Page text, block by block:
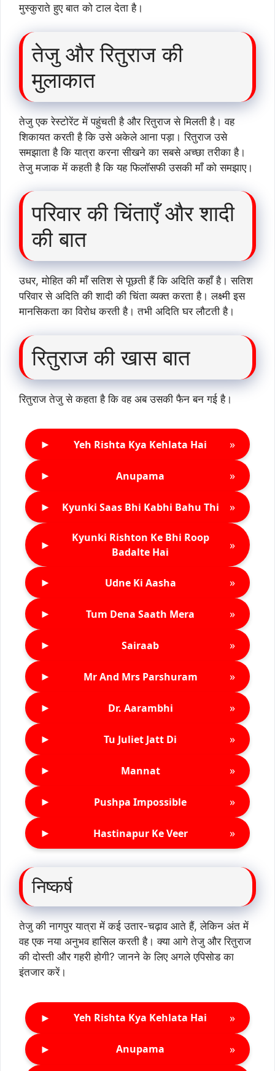
मुस्कुराते हुए बात को टाल देता है।
तेजु और रितुराज की
मुलाकात
तेजु एक रेस्टोरेंट में पहुंचती है और रितुराज से मिलती है। वह
शिकायत करती है कि उसे अकेले आना पड़ा। रितुराज उसे
समझाता है कि यात्रा करना सीखने का सबसे अच्छा तरीका है।
तेजु मजाक में कहती है कि यह फिलॉसफी उसकी माँ को समझाए।
परिवार की चिंताएँ और शादी
की बात
उधर, मोहित की माँ सतिश से पूछती हैं कि अदिति कहाँ है। सतिश
परिवार से अदिति की शादी की चिंता व्यक्त करता है। लक्ष्मी इस
मानसिकता का विरोध करती है। तभी अदिति घर लौटती है।
रितुराज की खास बात
रितुराज तेजु से कहता है कि वह अब उसकी फैन बन गई है।
► Yeh Rishta Kya Kehlata Hai »
► Anupama »
► Kyunki Saas Bhi Kabhi Bahu Thi »
►
Kyunki Rishton Ke Bhi Roop
Badalte Hai
»
► Udne Ki Aasha »
► Tum Dena Saath Mera »
► Sairaab »
► Mr And Mrs Parshuram »
► Dr. Aarambhi »
► Tu Juliet Jatt Di »
► Mannat »
► Pushpa Impossible »
► Hastinapur Ke Veer »
निष्कर्ष
तेजु की नागपुर यात्रा में कई उतार-चढ़ाव आते हैं, लेकिन अंत में
वह एक नया अनुभव हासिल करती है। क्या आगे तेजु और रितुराज
की दोस्ती और गहरी होगी? जानने के लिए अगले एपिसोड का
इंतजार करें।
► Yeh Rishta Kya Kehlata Hai »
► Anupama »